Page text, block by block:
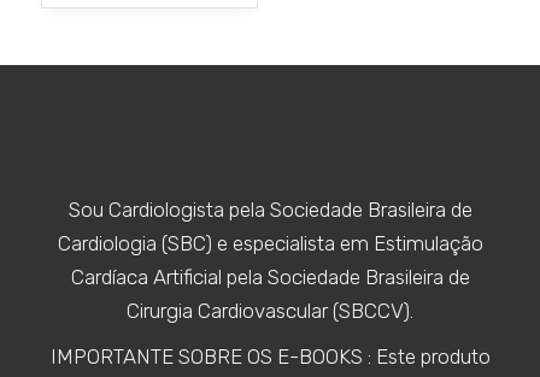
Sou Cardiologista pela Sociedade Brasileira de
Cardiologia (SBC) e especialista em Estimulação
Cardíaca Artificial pela Sociedade Brasileira de
Cirurgia Cardiovascular (SBCCV).
IMPORTANTE SOBRE OS E-BOOKS : Este produto